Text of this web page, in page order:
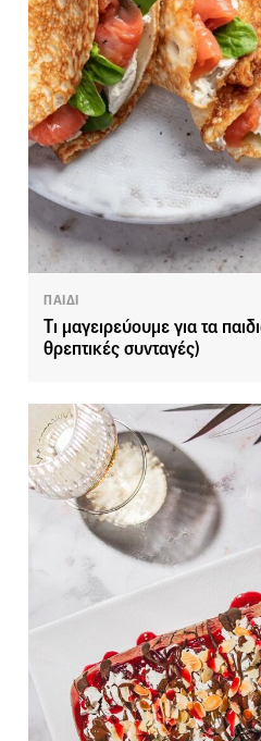
ΠΑΙΔΙ
Tι μαγειρεύουμε για τα
θρεπτικές συνταγές)